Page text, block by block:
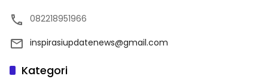
082218951966
inspirasiupdatenews@gmail.com
Kategori